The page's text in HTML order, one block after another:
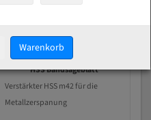
Danobat CR 260A Bi-Metal M42
HSS Bandsägeblatt
Verstärkter HSS m42 für die
Metallzerspanung
Warenkorb